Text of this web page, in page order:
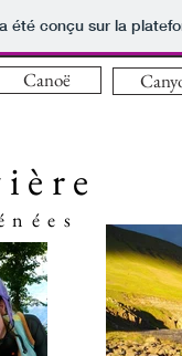
été conçu sur la
Canoë